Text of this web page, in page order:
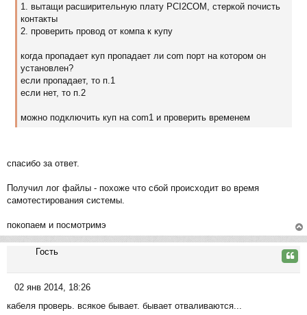
щ
1. вытащи расширительную плату PCI2COM, стеркой почисть
контакты
2. проверить провод от компа к купу
когда пропадает куп пропадает ли com порт на котором он
установлен?
если пропадает, то п.1
если нет, то п.2
можно подключить куп на com1 и проверить временем
спасибо за ответ.
Получил лог файлы - похоже что сбой происходит во время
самотестирования системы.
покопаем и посмотримэ
ер
ну
ть
Гость
о
02 янв 2014, 18:26
кабеля проверь. всякое бывает. бывает отваливаются...